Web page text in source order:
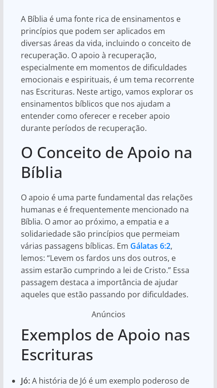
k
A Bíblia é uma fonte rica de ensinamentos e
princípios que podem ser aplicados em
diversas áreas da vida, incluindo o conceito de
recuperação. O apoio à recuperação,
especialmente em momentos de dificuldades
emocionais e espirituais, é um tema recorrente
nas Escrituras. Neste artigo, vamos explorar os
ensinamentos bíblicos que nos ajudam a
entender como oferecer e receber apoio
durante períodos de recuperação.
O Conceito de Apoio na
Bíblia
O apoio é uma parte fundamental das relações
humanas e é frequentemente mencionado na
Bíblia. O amor ao próximo, a empatia e a
solidariedade são princípios que permeiam
várias passagens bíblicas. Em Gálatas 6:2,
lemos: “Levem os fardos uns dos outros, e
assim estarão cumprindo a lei de Cristo.” Essa
passagem destaca a importância de ajudar
aqueles que estão passando por dificuldades.
Anúncios
Exemplos de Apoio nas
Escrituras
Jó:A história de Jó é um exemplo poderoso de